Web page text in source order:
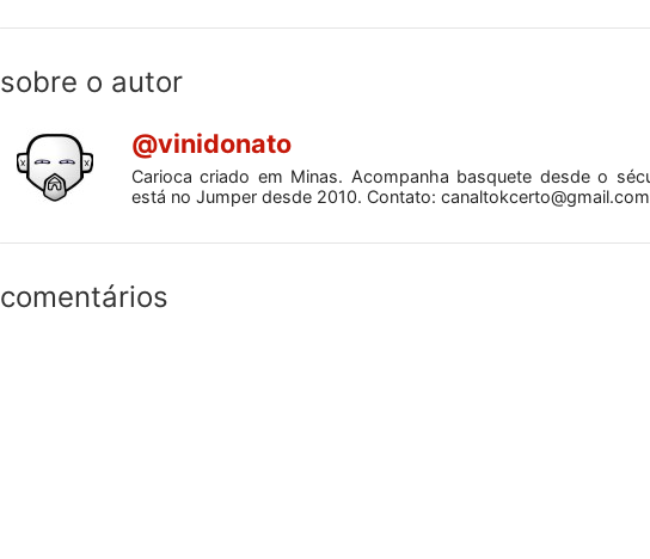
sobre o autor
@vinidonato
Carioca criado em Minas. Acompanha basquete desde o
está no Jumper desde 2010. Contato: canaltokcerto@gmail.com
comentários